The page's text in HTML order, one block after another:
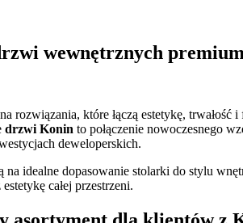
wewnętrznych
rozwiązania, które łączą estetykę,
drzwi Konin to połączenie nowoczesnego
deweloperskich.
idealne dopasowanie stolarki do stylu
całej przestrzeni.